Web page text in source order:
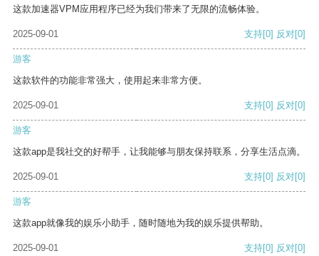
这款加速器VPM应用程序已经为我们带来了无限的流畅体验。
2025-09-01 支持[0] 反对[0]
游客
这款软件的功能非常强大，使用起来非常方便。
2025-09-01 支持[0] 反对[0]
游客
这款app是我社交的好帮手，让我能够与朋友保持联系，分享生活点滴。
2025-09-01 支持[0] 反对[0]
游客
这款app就像我的娱乐小助手，随时随地为我的娱乐提供帮助。
2025-09-01 支持[0] 反对[0]